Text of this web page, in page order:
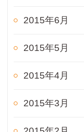
2015年6月
2015年5月
2015年4月
2015年3月